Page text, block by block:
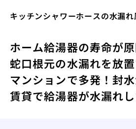
キッチンシャワーホースの水漏
ホーム給湯器の寿命が
蛇口根元の水漏れを放
マンションで多発！封
賃貸で給湯器が水漏れ